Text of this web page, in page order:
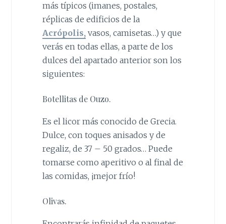
más típicos (imanes, postales,
réplicas de edificios de la
Acrópolis,vasos, camisetas…) y que
verás en todas ellas, a parte de los
dulces del apartado anterior son los
siguientes:
Botellitas de Ouzo.
Es el licor más conocido de Grecia.
Dulce, con toques anisados y de
regaliz, de 37 – 50 grados… Puede
tomarse como aperitivo o al final de
las comidas, ¡mejor frío!
Olivas.